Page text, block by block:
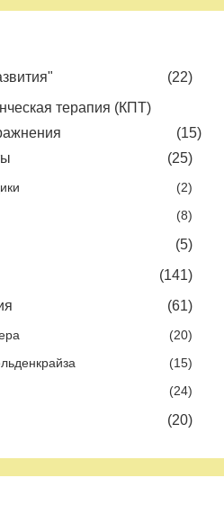
(22)
терапия (КПТ)
(15)
(25)
(2)
(8)
(5)
(141)
(61)
(20)
(15)
(24)
(20)